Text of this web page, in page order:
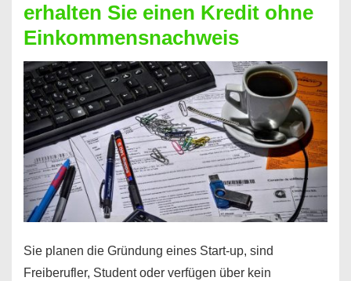
erhalten Sie einen Kredit ohne
Einkommensnachweis
Sie planen die Gründung eines Start-up, sind
Freiberufler, Student oder verfügen über kein